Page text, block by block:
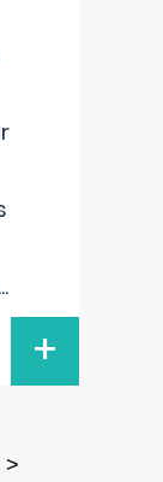
...
+
>